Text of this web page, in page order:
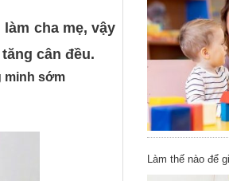
cha mẹ, vậy
cân đều.
minh sớm
Làm thế nào để